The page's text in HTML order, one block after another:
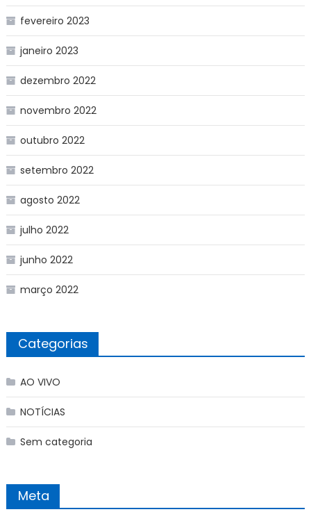
fevereiro 2023
janeiro 2023
dezembro 2022
novembro 2022
outubro 2022
setembro 2022
agosto 2022
julho 2022
junho 2022
março 2022
Categorias
AO VIVO
NOTÍCIAS
Sem categoria
Meta